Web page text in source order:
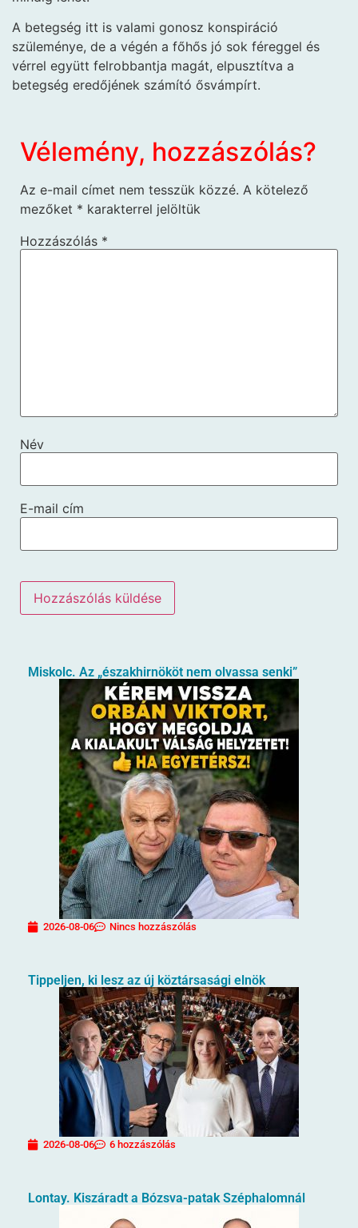
A betegség itt is valami gonosz konspiráció
szüleménye, de a végén a főhős jó sok féreggel és
vérrel együtt felrobbantja magát, elpusztítva a
betegség eredőjének számító ősvámpírt.
Vélemény, hozzászólás?
Az e-mail címet nem tesszük közzé. A kötelező
mezőket * karakterrel jelöltük
Hozzászólás *
Név
E-mail cím
Miskolc. Az „északhirnököt nem olvassa senki”
2026-08-06 Nincs hozzászólás
Tippeljen, ki lesz az új köztársasági elnök
2026-08-06 6 hozzászólás
Lontay. Kiszáradt a Bózsva-patak Széphalomnál